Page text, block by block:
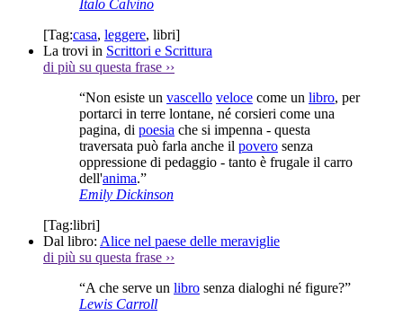
Italo Calvino
[Tag:casa, leggere, libri]
La trovi in Scrittori e Scrittura
di più su questa frase ››
“Non esiste un vascello veloce come un libro, per
portarci in terre lontane, né corsieri come una
pagina, di poesia che si impenna - questa
traversata può farla anche il povero senza
oppressione di pedaggio - tanto è frugale il carro
dell'anima.”
Emily Dickinson
[Tag:libri]
Dal libro: Alice nel paese delle meraviglie
di più su questa frase ››
“A che serve un libro senza dialoghi né figure?”
Lewis Carroll